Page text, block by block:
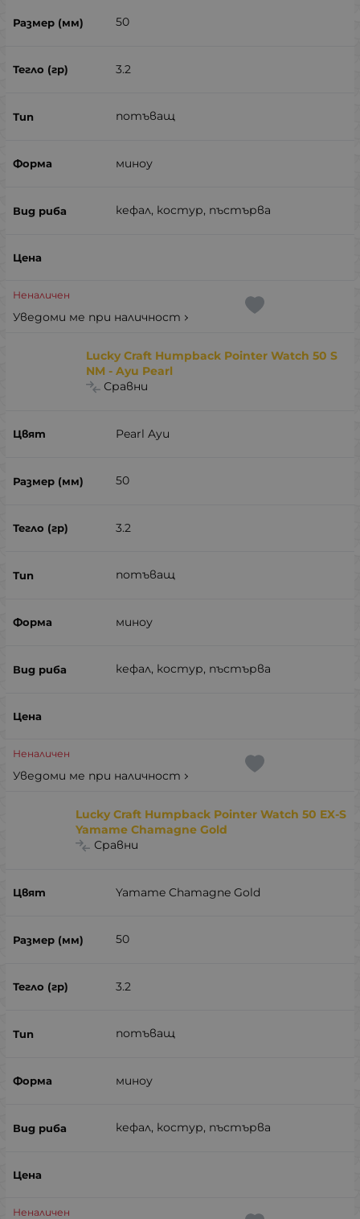
50
3.2
потъващ
миноу
кефал, костур, пъстърва
Неналичен
Уведоми ме при наличност
Lucky Craft Humpback Pointer Watch 50 S
NM - Ayu Pearl
Сравни
Pearl Ayu
50
3.2
потъващ
миноу
кефал, костур, пъстърва
Неналичен
Уведоми ме при наличност
Lucky Craft Humpback Pointer Watch 50 EX-S
Yamame Chamagne Gold
Сравни
Yamame Chamagne Gold
50
3.2
потъващ
миноу
кефал, костур, пъстърва
Неналичен